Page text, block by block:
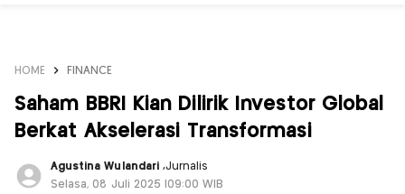
HOME FINANCE
Saham BBRI Kian Dilirik Investor Global
Berkat Akselerasi Transformasi
Agustina Wulandari ,Jurnalis
Selasa, 08 Juli 2025 |09:00 WIB